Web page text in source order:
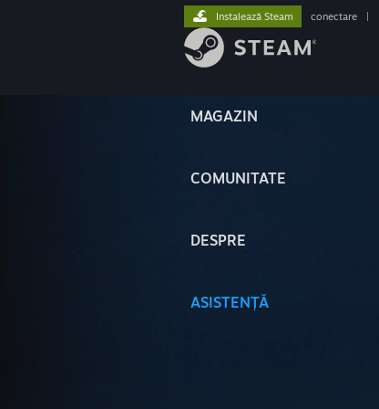
MAGAZIN
COMUNITATE
DESPRE
ASISTENȚĂ
Instalează Steam conectare